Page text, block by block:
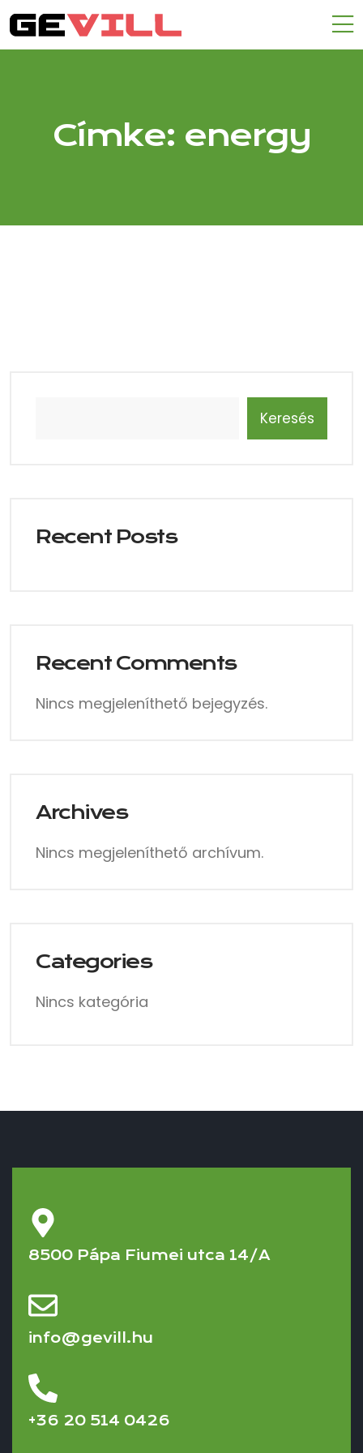
Címke: energy
Keresés
Recent Posts
Recent Comments
Nincs megjeleníthető bejegyzés.
Archives
Nincs megjeleníthető archívum.
Categories
Nincs kategória
8500 Pápa Fiumei utca 14/A
info@gevill.hu
+36 20 514 0426